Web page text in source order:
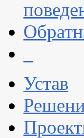
Устав